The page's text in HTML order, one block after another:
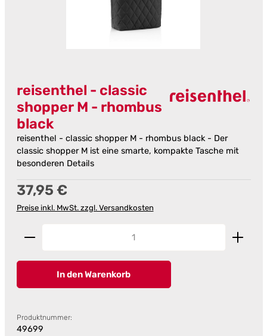
reisenthel - classic
shopper M - rhombus
black
reisenthel - classic shopper M - rhombus black - Der
classic shopper M ist eine smarte, kompakte Tasche mit
besonderen Details
Regulärer Preis:
37,95 €
Preise inkl. MwSt. zzgl. Versandkosten
Produkt Anzahl: Gib den gewünschten Wert ein
In den Warenkorb
Produktnummer:
49699